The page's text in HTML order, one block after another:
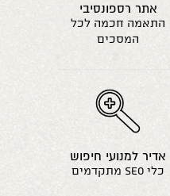
אתר רספונסיבי
התאמה חכמה לכל
המסכים
אדיר למנועי חיפוש
כלי seo מתקדמים